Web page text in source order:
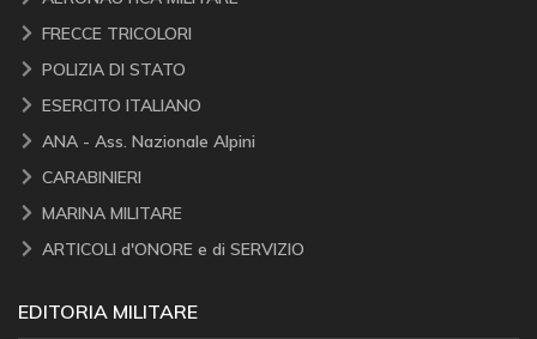
FRECCE TRICOLORI
POLIZIA DI STATO
ESERCITO ITALIANO
ANA - Ass. Nazionale Alpini
CARABINIERI
MARINA MILITARE
ARTICOLI d'ONORE e di SERVIZIO
EDITORIA MILITARE